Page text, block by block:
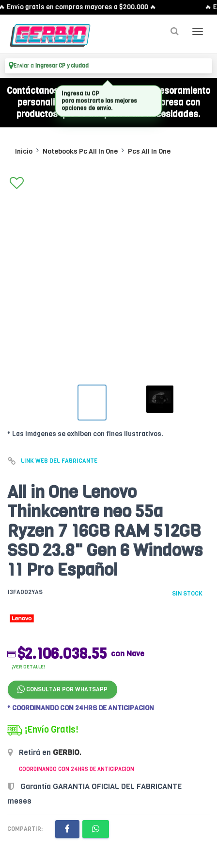
Envío gratis en compras mayores a $200.000 🔥 🔥
Enviar a Ingresar CP y ciudad
Contáctanos por WhatsApp y recibí asesoramiento
personalizado para equipar a tu empresa con
productos que se adapten a tus necesidades.
Inicio Notebooks Pc All In One Pcs All In One
* Las imágenes se exhiben con fines ilustrativos.
LINK WEB DEL FABRICANTE
All in One Lenovo
Thinkcentre neo 55a
Ryzen 7 16GB RAM 512GB
SSD 23.8" Gen 6 Windows
11 Pro Español
13FA002YAS SIN STOCK
$2.106.038.55 con Nave
¡VER DETALLE!
CONSULTAR POR WHATSAPP
* COORDINANDO CON 24HRS DE ANTICIPACION
¡Envío Gratis!
Retirá en GERBIO.
COORDINANDO CON 24HRS DE ANTICIPACION
Garantía GARANTIA OFICIAL DEL FABRICANTE
meses
COMPARTIR: